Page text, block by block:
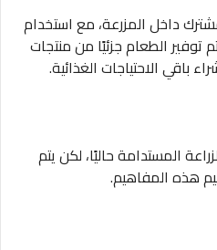
داخل المزرعة، مع استخدام
الطعام جزئيًا من منتجات
باقي الاحتياجات الغذائية.
المستدامة حاليًا، لكن يتم
هذه المفاهيم.